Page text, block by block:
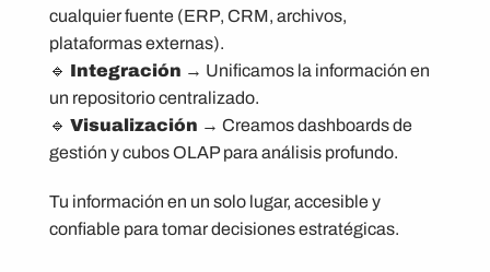
cualquier fuente (ERP, CRM, archivos,
plataformas externas).
🔹 Integración → Unificamos la información en
un repositorio centralizado.
🔹 Visualización → Creamos dashboards de
gestión y cubos OLAP para análisis profundo.
Tu información en un solo lugar, accesible y
confiable para tomar decisiones estratégicas.